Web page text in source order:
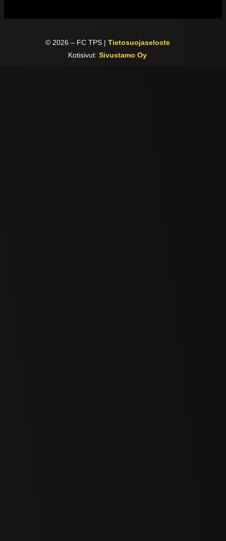
© 2026 – FC TPS | Tietosuojaseloste
Kotisivut:Sivustamo Oy